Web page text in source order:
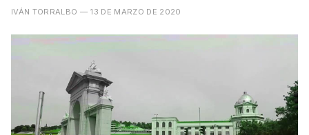
IVÁN TORRALBO — 13 DE MARZO DE 2020